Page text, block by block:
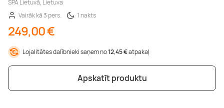
SPA Lietuvā, Lietuva
Vairāk kā 3 pers.
1 nakts
249,00 €
Lojalitātes dalībnieki saņem no12,45 €atpakaļ
Apskatīt produktu